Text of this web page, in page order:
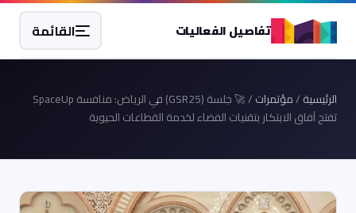
تفاصيل الفعاليات القائمة
الرئيسية/مؤتمرات
/ 🚀 جلسة (GSR25) في الرياض: منافسة SpaceUp
تفتح آفاق الابتكار بتقنيات الفضاء لخدمة القطاعات الحيوية